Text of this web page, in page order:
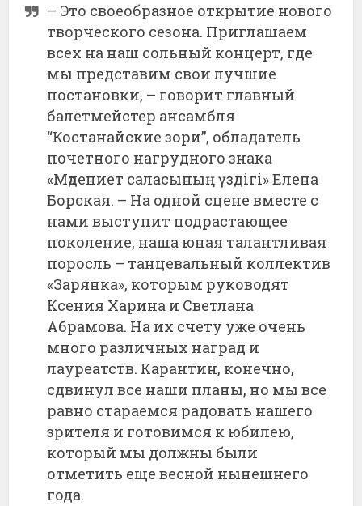
– Это своеобразное открытие нового
творческого сезона. Приглашаем
всех на наш сольный концерт, где
мы представим свои лучшие
постановки, – говорит главный
балетмейстер ансамбля
“Костанайские зори”, обладатель
почетного нагрудного знака
«Мәдениет саласының үздiгі» Елена
Борская. – На одной сцене вместе с
нами выступит подрастающее
поколение, наша юная талантливая
поросль – танцевальный коллектив
«Зарянка», которым руководят
Ксения Харина и Светлана
Абрамова. На их счету уже очень
много различных наград и
лауреатств. Карантин, конечно,
сдвинул все наши планы, но мы все
равно стараемся радовать нашего
зрителя и готовимся к юбилею,
который мы должны были
отметить еще весной нынешнего
года.